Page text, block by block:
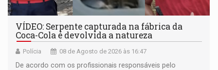
VÍDEO: Serpente capturada na fábrica da
Coca-Cola é devolvida a natureza
Polícia 08 de Agosto de 2026 às 16:47
De acordo com os profissionais responsáveis pelo